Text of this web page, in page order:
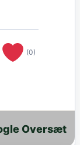
(0)
Oversæt